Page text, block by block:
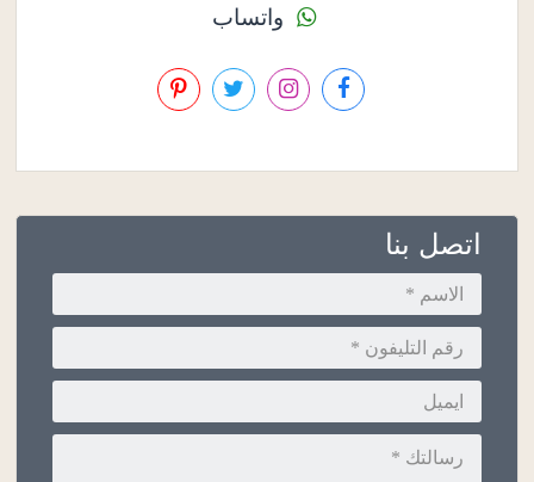
واتساب
اتصل بنا